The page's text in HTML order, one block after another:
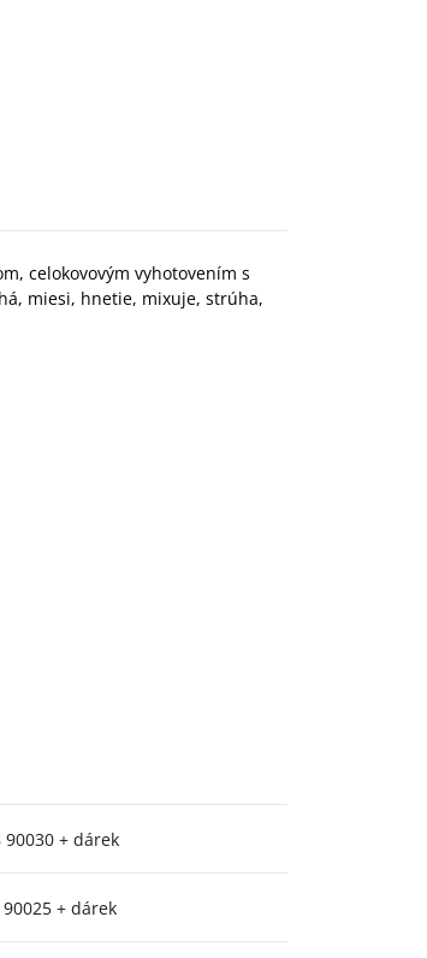
celokovovým vyhotovením s
miesi, hnetie, mixuje, strúha,
90030 + dárek
+ dárek